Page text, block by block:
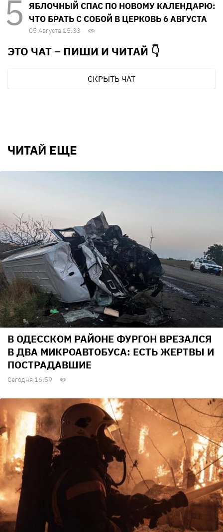
ЯБЛОЧНЫЙ СПАС ПО НОВОМУ КАЛЕНДАРЮ:
ЧТО БРАТЬ С СОБОЙ В ЦЕРКОВЬ 6 АВГУСТА
05 Августа 15:33
ЭТО ЧАТ – ПИШИ И ЧИТАЙ 👇
СКРЫТЬ ЧАТ
ЧИТАЙ ЕЩЕ
В ОДЕССКОМ РАЙОНЕ ФУРГОН ВРЕЗАЛСЯ
В ДВА МИКРОАВТОБУСА: ЕСТЬ ЖЕРТВЫ И
ПОСТРАДАВШИЕ
Сегодня 16:59